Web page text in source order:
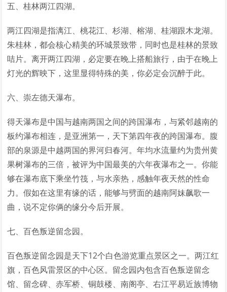
五、桂林两江四湖。
两江四湖是指漓江、桃花江、杉湖、榕湖、桂湖跟木龙湖。
朱桂林，都会核心精美的环城景致带，同时也是桂林的景致
咭片。离开两江四湖，必定要在晚上搭船旅行，由于在晚上
灯光的辉映下，这里显得特殊的美，你必定会沉醉于此。
六、崇左德天瀑布。
得天瀑布是中国与越南两国之间的跨国瀑布，与紧邻越南的
板约瀑布相连，是亚洲第一，天下第四年夜的跨国瀑布。腹
部的泉源是中越两国的界河归春河。年均水流量约为贵州黄
果树瀑布的三倍，被评为中国最美的六年夜瀑布之一。你能
够在瀑布底下乘坐竹筏，与水亲热，感触年夜天然的性命
力。假如在这里有缘的话，能够与劈面的越南阿妹飙歌一
曲，说不定你俩的缘分今后开展。
七、百色叛逆留念园。
百色叛逆留念园是天下12个白色游览重点景区之一。两江红
旗，百色风雷景区的中心区。留念园内包含百色叛逆留念
馆、留念碑、赤军桥、铜鼓楼、南阁亭、右江平易近族博物